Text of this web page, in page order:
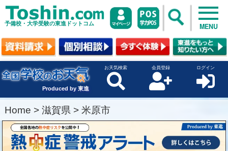
予備校・大学受験の東進ドットコム MENU
Produced by 東進
お天気検索 会員登録 ログイン
Home > 滋賀県 > 米原市